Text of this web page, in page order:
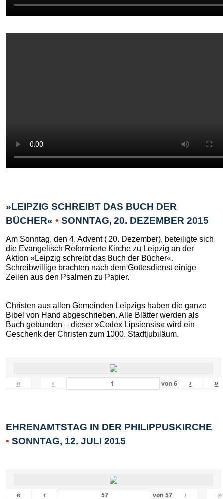
»LEIPZIG SCHREIBT DAS BUCH DER
BÜCHER« • SONNTAG, 20. DEZEMBER 2015
Am Sonntag, den 4. Advent ( 20. Dezember), beteiligte sich
die Evangelisch Reformierte Kirche zu Leipzig an der
Aktion »Leipzig schreibt das Buch der Bücher«.
Schreibwillige brachten nach dem Gottesdienst einige
Zeilen aus den Psalmen zu Papier.
Christen aus allen Gemeinden Leipzigs haben die ganze
Bibel von Hand abgeschrieben. Alle Blätter werden als
Buch gebunden – dieser »Codex Lipsiensis« wird ein
Geschenk der Christen zum 1000. Stadtjubiläum.
« ‹ von 6 › »
EHRENAMTSTAG IN DER PHILIPPUSKIRCHE
• SONNTAG, 12. JULI 2015
« ‹ von 57 › »